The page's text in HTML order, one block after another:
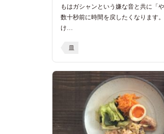
もはガシャンという嫌な音と共に「
数十秒前に時間を戻したくなります
け…
皿